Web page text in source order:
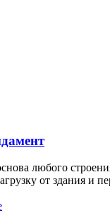
любого
от здания и